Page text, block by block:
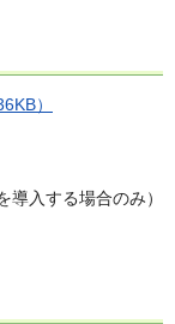
）
入する場合のみ）